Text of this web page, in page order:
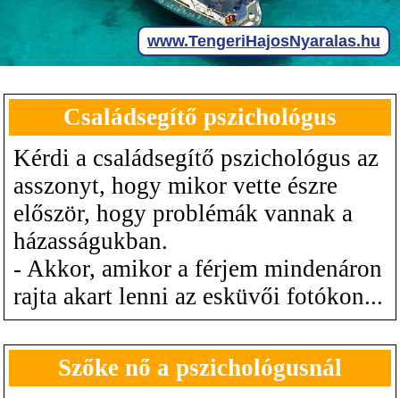
Családsegítő pszichológus
Kérdi a családsegítő pszichológus az
asszonyt, hogy mikor vette észre
először, hogy problémák vannak a
házasságukban.
- Akkor, amikor a férjem mindenáron
rajta akart lenni az esküvői fotókon...
Szőke nő a pszichológusnál